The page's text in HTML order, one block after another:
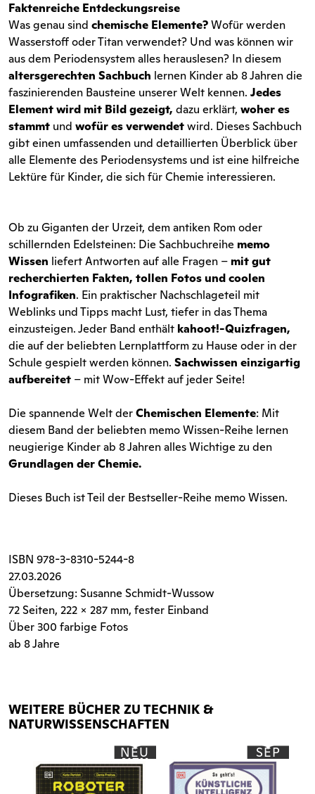
Faktenreiche Entdeckungsreise
Was genau sind chemische Elemente?Wofür werden
Wasserstoff oder Titan verwendet? Und was können wir
aus dem Periodensystem alles herauslesen? In diesem
altersgerechten Sachbuch lernen Kinder ab 8 Jahren die
faszinierenden Bausteine unserer Welt kennen. Jedes
Element wird mit Bild gezeigt, dazu erklärt, woher es
stammt und wofür es verwendetwird. Dieses Sachbuch
gibt einen umfassenden und detaillierten Überblick über
alle Elemente des Periodensystems und ist eine hilfreiche
Lektüre für Kinder, die sich für Chemie interessieren.
Ob zu Giganten der Urzeit, dem antiken Rom oder
schillernden Edelsteinen: Die Sachbuchreihe memo
Wissen liefert Antworten auf alle Fragen – mit gut
recherchierten Fakten, tollen Fotos und coolen
Infografiken. Ein praktischer Nachschlageteil mit
Weblinks und Tipps macht Lust, tiefer in das Thema
einzusteigen. Jeder Band enthält kahoot!-Quizfragen,
die auf der beliebten Lernplattform zu Hause oder in der
Schule gespielt werden können. Sachwissen einzigartig
aufbereitet – mit Wow-Effekt auf jeder Seite!
Die spannende Welt derChemischen Elemente: Mit
diesem Band der beliebten memo Wissen-Reihe lernen
neugierige Kinder ab 8 Jahren alles Wichtige zu den
Grundlagen der Chemie.
Dieses Buch ist Teil der Bestseller-Reihe memo Wissen.
ISBN 978-3-8310-5244-8
27.03.2026
Übersetzung: Susanne Schmidt-Wussow
72 Seiten, 222 x 287 mm, fester Einband
Über 300 farbige Fotos
ab 8 Jahre
WEITERE BÜCHER ZU TECHNIK &
NATURWISSENSCHAFTEN
NEU
SEP